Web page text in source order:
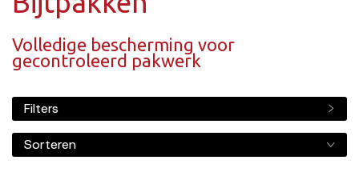
Volledige bescherming voor
gecontroleerd pakwerk
Filters
Sorteren